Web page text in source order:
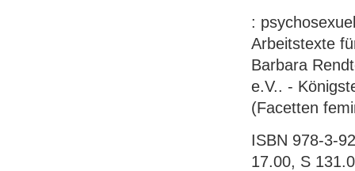
:
Arbeitstexte
Barbara
e.V.. -
(Facetten
ISBN 978-3-
17.00, S